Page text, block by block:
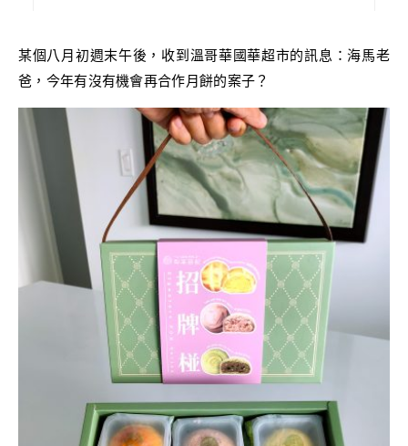
某個八月初週末午後，收到溫哥華國華超市的訊息：海馬老
爸，今年有沒有機會再合作月餅的案子？